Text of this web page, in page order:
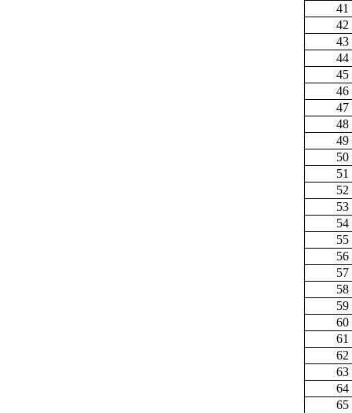
41
42
43
44
45
46
47
48
49
50
51
52
53
54
55
56
57
58
59
60
61
62
63
64
65